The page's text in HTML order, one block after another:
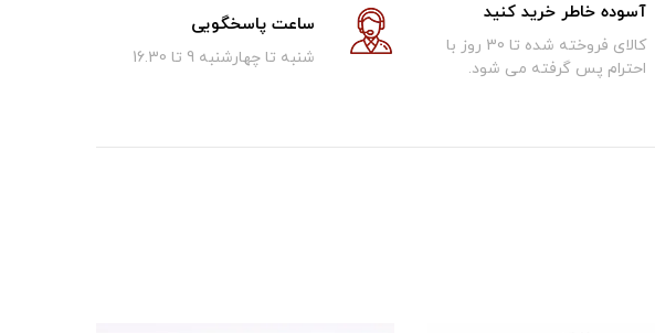
آسوده خاطر خرید کنید
کالای فروخته شده تا 30 روز با
احترام پس گرفته می شود.
ساعت پاسخگویی
شنبه تا چهارشنبه 9 تا 16.30